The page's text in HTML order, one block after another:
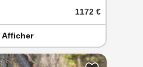
1172 €
Afficher